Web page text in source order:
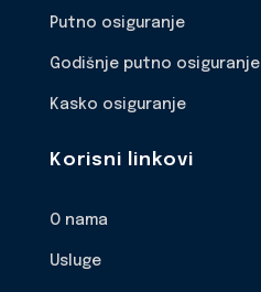
Putno osiguranje
Godišnje putno osiguranje
Kasko osiguranje
Korisni linkovi
O nama
Usluge